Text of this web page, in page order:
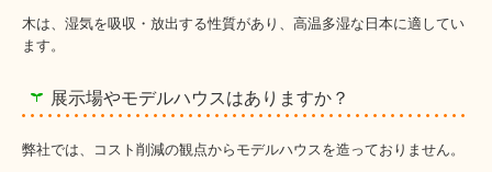
木は、湿気を吸収・放出する性質があり、高温多湿な日本に適してい
ます。
展示場やモデルハウスはありますか？
弊社では、コスト削減の観点からモデルハウスを造っておりません。